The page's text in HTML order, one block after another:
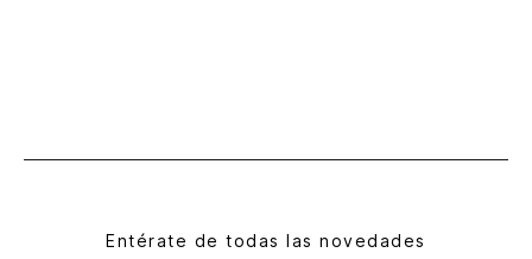
Entérate de todas las novedades